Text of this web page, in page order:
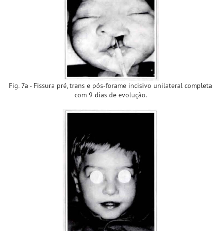
Fig. 7a - Fissura pré, trans e pós-forame incisivo unilateral completa
com 9 dias de evolução.